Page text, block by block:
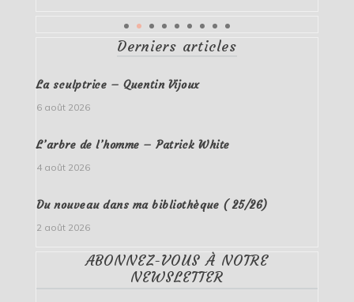
Derniers articles
La sculptrice – Quentin Vijoux
6 août 2026
L’arbre de l’homme – Patrick White
4 août 2026
Du nouveau dans ma bibliothèque ( 25/26)
2 août 2026
ABONNEZ-VOUS À NOTRE
NEWSLETTER